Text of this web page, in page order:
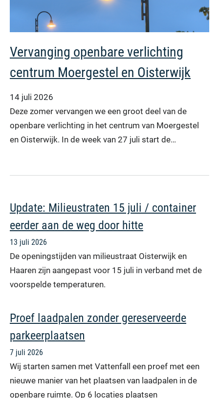
Vervanging openbare verlichting
centrum Moergestel en Oisterwijk
14 juli 2026
Deze zomer vervangen we een groot deel van de
openbare verlichting in het centrum van Moergestel
en Oisterwijk. In de week van 27 juli start de…
Update: Milieustraten 15 juli / container
eerder aan de weg door hitte
13 juli 2026
De openingstijden van milieustraat Oisterwijk en
Haaren zijn aangepast voor 15 juli in verband met de
voorspelde temperaturen.
Proef laadpalen zonder gereserveerde
parkeerplaatsen
7 juli 2026
Wij starten samen met Vattenfall een proef met een
nieuwe manier van het plaatsen van laadpalen in de
openbare ruimte. Op 6 locaties plaatsen